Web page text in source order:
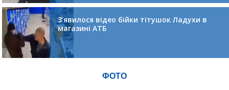
З’явилося відео бійки тітушок Ладухи в
магазині АТБ
ФОТО